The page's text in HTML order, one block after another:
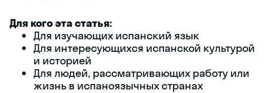
Для кого эта статья:
Для изучающих испанский язык
Для интересующихся испанской культурой
и историей
Для людей, рассматривающих работу или
жизнь в испаноязычных странах